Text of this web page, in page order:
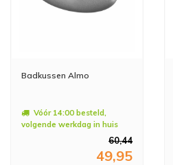
Badkussen Almo
Vóór 14:00 besteld,
volgende werkdag in huis
60,44
49,95